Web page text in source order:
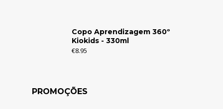
Copo Aprendizagem 360º
Kiokids - 330ml
€8.95
PROMOÇÕES